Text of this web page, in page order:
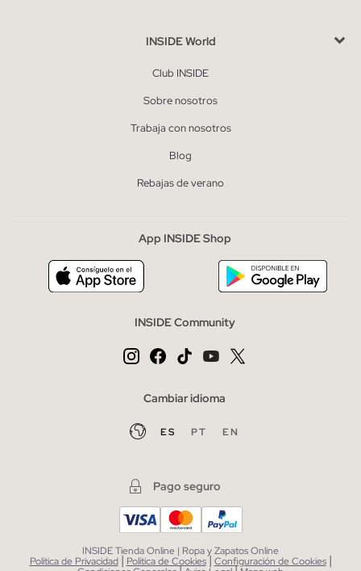
INSIDE World
Club INSIDE
Sobre nosotros
Trabaja con nosotros
Blog
Rebajas de verano
App INSIDE Shop
INSIDE Community
Cambiar idioma
ES PT EN
Pago seguro
INSIDE Tienda Online | Ropa y Zapatos Online
Política de Privacidad | Política de Cookies| Configuración de Cookies |